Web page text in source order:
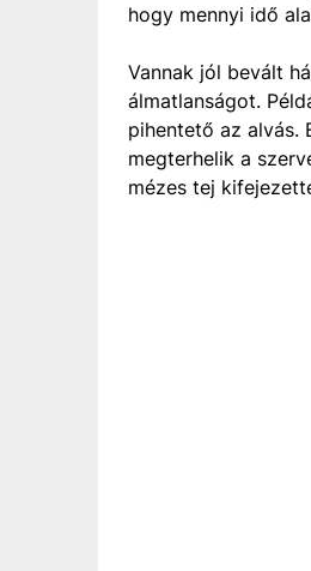
hogy mennyi idő
Vannak jól bevált
álmatlanságot.
pihentető az alvás.
megterhelik a
mézes tej